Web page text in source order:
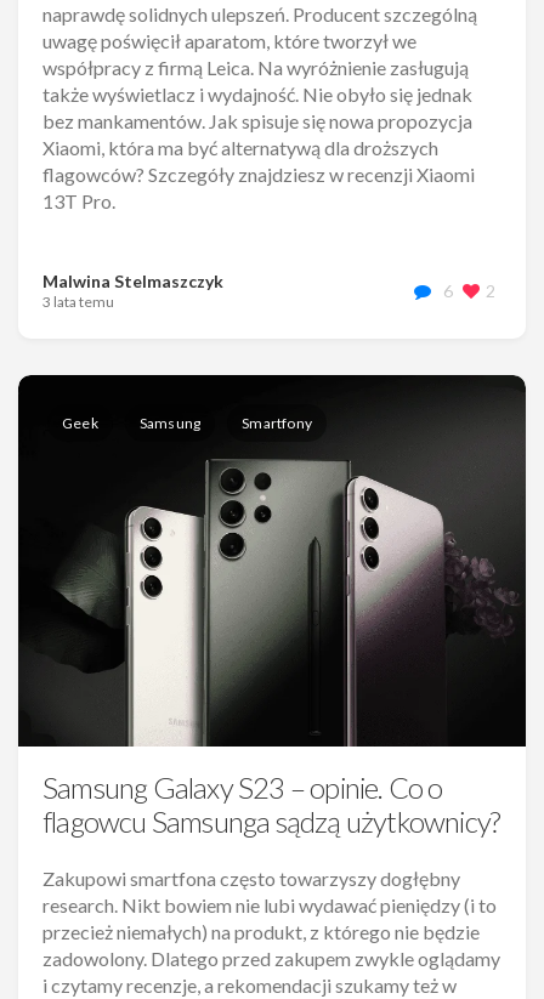
naprawdę solidnych ulepszeń. Producent szczególną
uwagę poświęcił aparatom, które tworzył we
współpracy z firmą Leica. Na wyróżnienie zasługują
także wyświetlacz i wydajność. Nie obyło się jednak
bez mankamentów. Jak spisuje się nowa propozycja
Xiaomi, która ma być alternatywą dla droższych
flagowców? Szczegóły znajdziesz w recenzji Xiaomi
13T Pro.
Malwina Stelmaszczyk
3 lata temu
6 2
Geek Samsung Smartfony
Samsung Galaxy S23 – opinie. Co o
flagowcu Samsunga sądzą użytkownicy?
Zakupowi smartfona często towarzyszy dogłębny
research. Nikt bowiem nie lubi wydawać pieniędzy (i to
przecież niemałych) na produkt, z którego nie będzie
zadowolony. Dlatego przed zakupem zwykle oglądamy
i czytamy recenzje, a rekomendacji szukamy też w